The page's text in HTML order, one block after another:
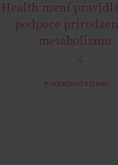
Health mení
podpore
metabolizmu
POKRAČOVAŤ V ČÍTANÍ